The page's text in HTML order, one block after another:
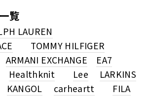
覧
LAUREN
TOMMY HILFIGER
ARMANI EXCHANGE
EA7
Healthknit Lee
LARKINS
KANGOL carheartt
FILA